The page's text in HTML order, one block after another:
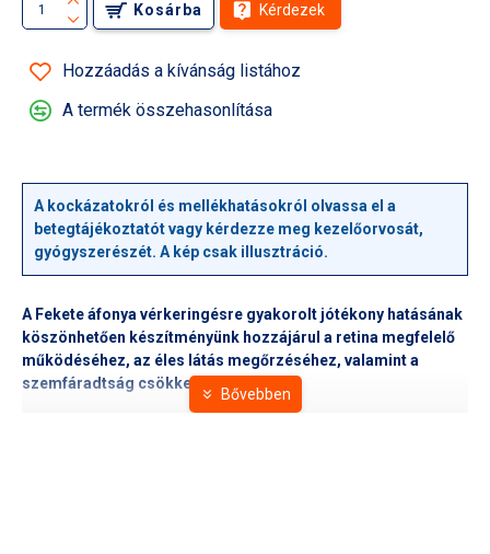
Kosárba Kérdezek
Hozzáadás a kívánság listához
A termék összehasonlítása
A kockázatokról és mellékhatásokról olvassa el a
betegtájékoztatót vagy kérdezze meg kezelőorvosát,
gyógyszerészét. A kép csak illusztráció.
A Fekete áfonya vérkeringésre gyakorolt jótékony hatásának
köszönhetően készítményünk hozzájárul a retina megfelelő
működéséhez, az éles látás megőrzéséhez, valamint a
szemfáradtság csökkentéséhez.